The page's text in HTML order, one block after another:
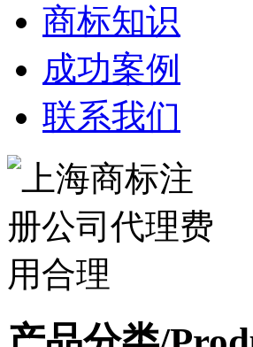
商标知识
成功案例
联系我们